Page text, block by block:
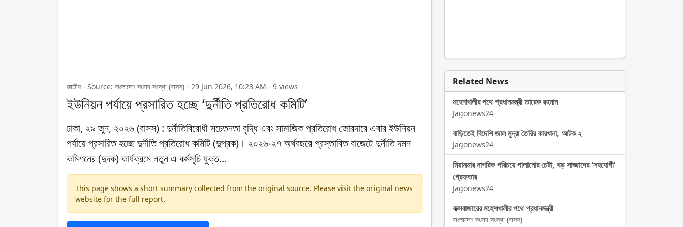
জাতীয় - Source: বাংলাদেশ সংবাদ সংস্থা (বাসস) - 29 Jun 2026, 10:23 AM - 9 views
ইউনিয়ন পর্যায়ে প্রসারিত হচ্ছে ‘দুর্নীতি প্রতিরোধ কমিটি’
ঢাকা, ২৯ জুন, ২০২৬ (বাসস) : দুর্নীতিবিরোধী সচেতনতা বৃদ্ধি এবং সামাজিক প্রতিরোধ জোরদারে এবার ইউনিয়ন
পর্যায়ে প্রসারিত হচ্ছে দুর্নীতি প্রতিরোধ কমিটি (দুপ্রক)। ২০২৬-২৭ অর্থবছরে প্রস্তাবিত বাজেটে দুর্নীতি দমন
কমিশনের (দুদক) কার্যক্রমে নতুন এ কর্মসূচি যুক্ত...
This page shows a short summary collected from the original source. Please visit the original news
website for the full report.
Related News
মহেশখালীর পথে প্রধানমন্ত্রী তারেক রহমান
Jagonews24
বাড়িতেই বিদেশি জাল মুদ্রা তৈরির কারখানা, আটক ২
Jagonews24
মিয়ানমার নাগরিক পরিচয়ে পালানোর চেষ্টা, বড় সাজ্জাদের ‘সহযোগী’
গ্রেফতার
Jagonews24
কক্সবাজারের মহেশখালীর পথে প্রধানমন্ত্রী
বাংলাদেশ সংবাদ সংস্থা (বাসস)